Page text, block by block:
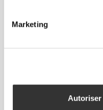
Marketing
Autoriser
polyvalente, mise au